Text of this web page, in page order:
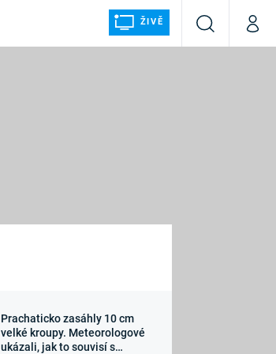
ŽIVĚ
VyhledáváníMůj
Sledujte nás
Prachaticko zasáhly 10 cm
velké kroupy. Meteorologové
ukázali, jak to souvisí s